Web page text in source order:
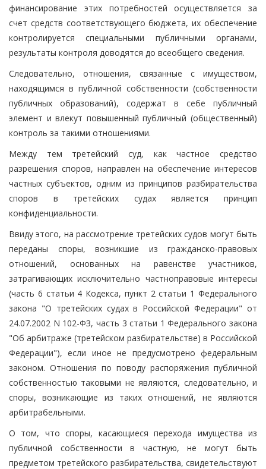
финансирование этих потребностей осуществляется за
счет средств соответствующего бюджета, их обеспечение
контролируется специальными публичными органами,
результаты контроля доводятся до всеобщего сведения.
Следовательно, отношения, связанные с имуществом,
находящимся в публичной собственности (собственности
публичных образований), содержат в себе публичный
элемент и влекут повышенный публичный (общественный)
контроль за такими отношениями.
Между тем третейский суд, как частное средство
разрешения споров, направлен на обеспечение интересов
частных субъектов, одним из принципов разбирательства
споров в третейских судах является принцип
конфиденциальности.
Ввиду этого, на рассмотрение третейских судов могут быть
переданы споры, возникшие из гражданско-правовых
отношений, основанных на равенстве участников,
затрагивающих исключительно частноправовые интересы
(часть 6 статьи 4 Кодекса, пункт 2 статьи 1 Федерального
закона "О третейских судах в Российской Федерации" от
24.07.2002 N 102-ФЗ, часть 3 статьи 1 Федерального закона
"Об арбитраже (третейском разбирательстве) в Российской
Федерации"), если иное не предусмотрено федеральным
законом. Отношения по поводу распоряжения публичной
собственностью таковыми не являются, следовательно, и
споры, возникающие из таких отношений, не являются
арбитрабельными.
О том, что споры, касающиеся перехода имущества из
публичной собственности в частную, не могут быть
предметом третейского разбирательства, свидетельствуют